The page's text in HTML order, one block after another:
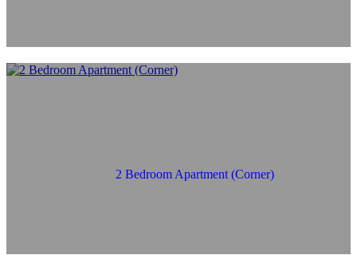
2 Bedroom Apartment (Corner)